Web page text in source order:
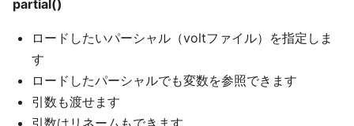
partial()
ロードしたいパーシャル（voltファイル）を指定しま
す
ロードしたパーシャルでも変数を参照できます
引数も渡せます
引数はリネームもできます